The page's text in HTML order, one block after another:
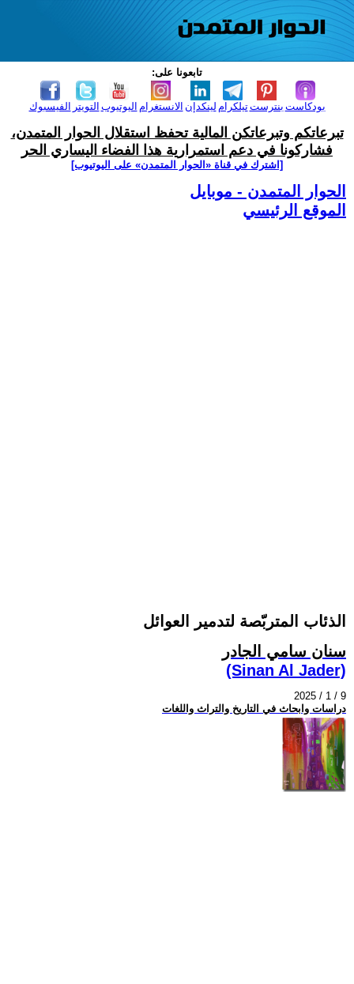
تابعونا على:
الفيسبوك التويتر اليوتيوب الانستغرام لينكدإن تيلكرامبنترست بودكاست
تبرعاتكم وتبرعاتكن المالية تحفظ استقلال الحوار المتمدن،
فشاركونا في دعم استمرارية هذا الفضاء اليساري الحر
[اشترك في قناة ‫«الحوار المتمدن» على اليوتيوب]
الحوار المتمدن - موبايل
الموقع الرئيسي
الذئاب المتربّصة لتدمير العوائل
سنان سامي الجادر
(Sinan Al Jader)
2025 / 1 / 9
دراسات وابحاث في التاريخ والتراث واللغات